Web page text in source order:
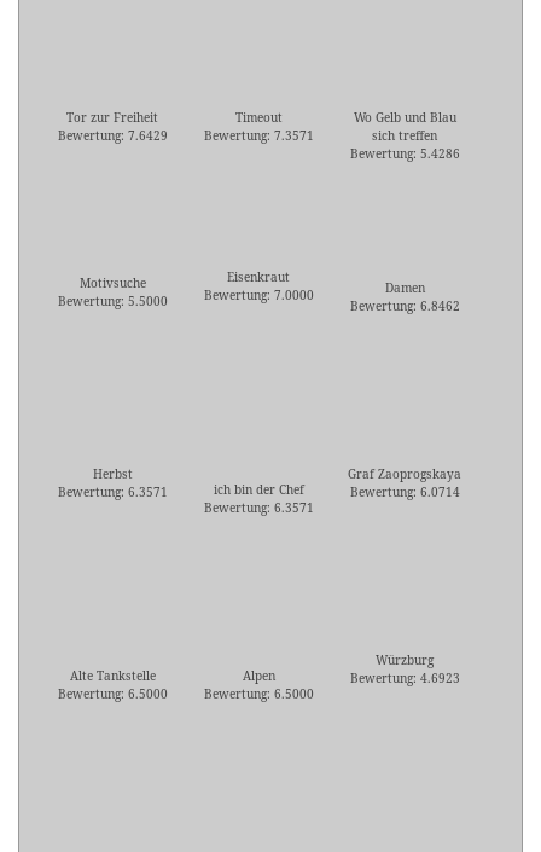
Tor zur Freiheit
Bewertung: 7.6429
Timeout
Bewertung: 7.3571
Wo Gelb und Blau
sich treffen
Bewertung: 5.4286
Motivsuche
Bewertung: 5.5000
Eisenkraut
Bewertung: 7.0000
Damen
Bewertung: 6.8462
Herbst
Bewertung: 6.3571
ich bin der Chef
Bewertung: 6.3571
Graf Zaoprogskaya
Bewertung: 6.0714
Alte Tankstelle
Bewertung: 6.5000
Alpen
Bewertung: 6.5000
Würzburg
Bewertung: 4.6923